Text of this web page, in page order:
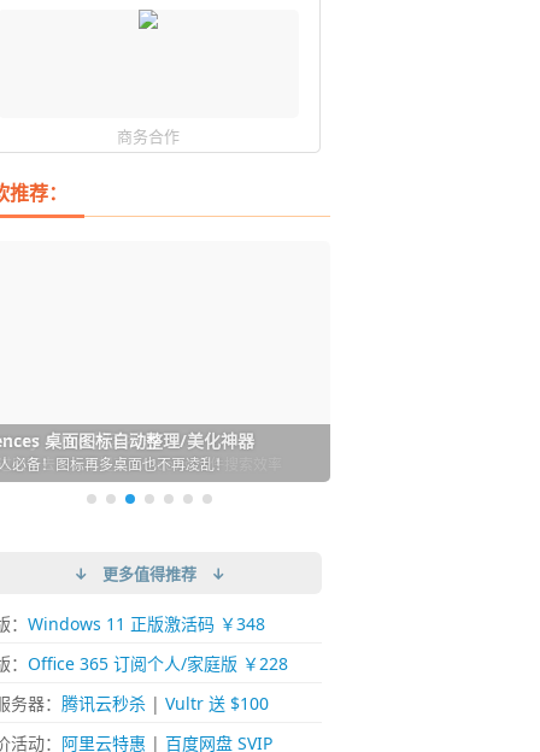
商务合作
荐：
必备的下载神器
的 Windows 平台下载工具
6 Pro 搜索神器
回不去！大幅提高 Windows 文件搜索效率
桌面图标自动整理/美化神器
必备！图标再多桌面也不再凌乱！
Desktop 虚拟机
上流畅运行 Windows (支持 M 芯片)
下载网络视频的神器 (Mac)
下视频，超简单好用！谁用谁知道
- 极简好用的 Markdown 编辑器
写作体验！跨平台支持 Win / Mac
↓ 更多值得推荐 ↓
Windows 11 正版激活码 ￥348
Office 365 订阅个人/家庭版 ￥228
务器： 腾讯云秒杀| Vultr 送 $100
活动： 阿里云特惠 | 百度网盘 SVIP